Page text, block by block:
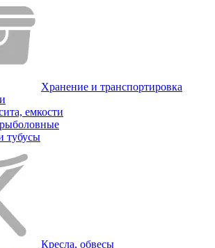
Хранение и транспортировка
емкости
тубусы
Кресла, обвесы